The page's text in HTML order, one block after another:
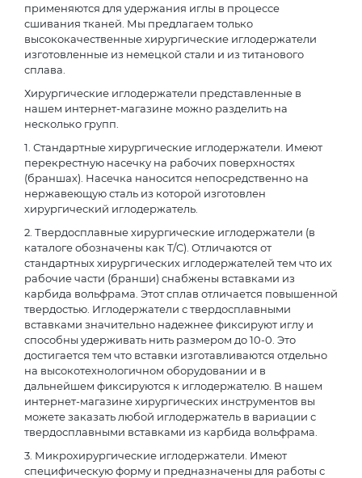
применяются для удержания иглы в процессе
сшивания тканей. Мы предлагаем только
высококачественные хирургические иглодержатели
изготовленные из немецкой стали и из титанового
сплава.
Хирургические иглодержатели представленные в
нашем интернет-магазине можно разделить на
несколько групп.
1. Стандартные хирургические иглодержатели. Имеют
перекрестную насечку на рабочих поверхностях
(браншах). Насечка наносится непосредственно на
нержавеющую сталь из которой изготовлен
хирургический иглодержатель.
2. Твердосплавные хирургические иглодержатели (в
каталоге обозначены как T/C). Отличаются от
стандартных хирургических иглодержателей тем что их
рабочие части (бранши) снабжены вставками из
карбида вольфрама. Этот сплав отличается повышенной
твердостью. Иглодержатели с твердосплавными
вставками значительно надежнее фиксируют иглу и
способны удерживать нить размером до 10-0. Это
достигается тем что вставки изготавливаются отдельно
на высокотехнологичном оборудовании и в
дальнейшем фиксируются к иглодержателю. В нашем
интернет-магазине хирургических инструментов вы
можете заказать любой иглодержатель в вариации с
твердосплавными вставками из карбида вольфрама.
3. Микрохирургические иглодержатели. Имеют
специфическую форму и предназначены для работы с